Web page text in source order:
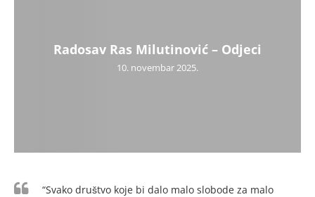
Radosav Ras Milutinović – Odjeci
10. novembar 2025.
“Svako društvo koje bi dalo malo slobode za malo